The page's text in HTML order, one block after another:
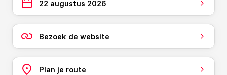
22 augustus 2026
Bezoek de website
Plan je route